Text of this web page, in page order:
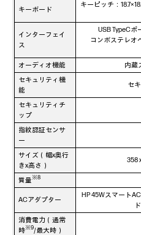
キーボード
キーピッチ：
インターフェイ
ス
USB TypeCポ
コンボステレオ
オーディオ機能
内蔵
セキュリティ機
能
セ
セキュリティチ
ップ
指紋認証センサ
ー
サイズ（幅x奥行
きx高さ）
358
質量※8
ACアダプター
HP 45Wスマート
消費電力（通常
時※9/最大時）